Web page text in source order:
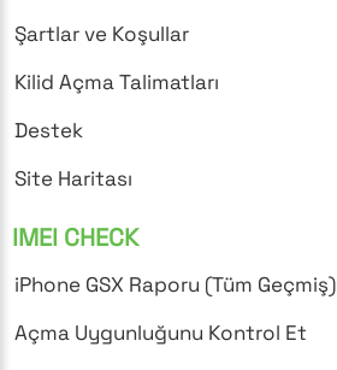
Şartlar ve Koşullar
Kilid Açma Talimatları
Destek
Site Haritası
IMEI CHECK
iPhone GSX Raporu (Tüm Geçmiş)
Açma Uygunluğunu Kontrol Et